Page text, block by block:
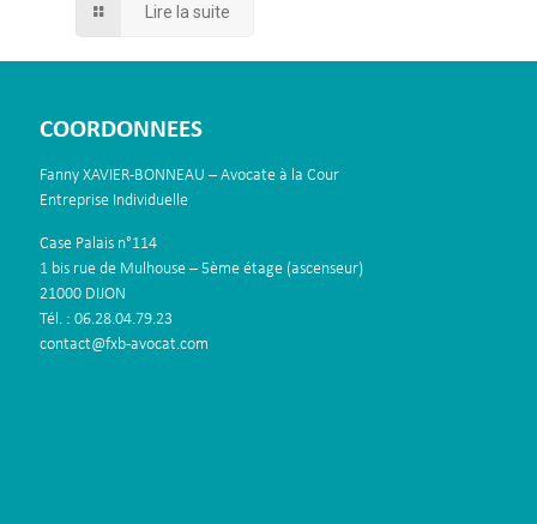
Lire la suite
COORDONNEES
Fanny XAVIER-BONNEAU – Avocate à la Cour
Entreprise Individuelle
Case Palais n°114
1 bis rue de Mulhouse – 5ème étage (ascenseur)
21000 DIJON
Tél. : 06.28.04.79.23
contact@fxb-avocat.com